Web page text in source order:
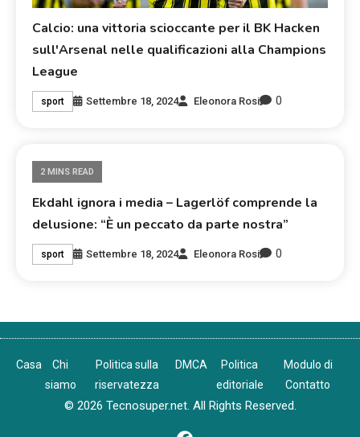
Calcio: una vittoria scioccante per il BK Hacken
sull'Arsenal nelle qualificazioni alla Champions
League
sport Settembre 18, 2024 Eleonora Rosi 0
2 MINS READ
Ekdahl ignora i media – Lagerlöf comprende la
delusione: “È un peccato da parte nostra”
sport Settembre 18, 2024 Eleonora Rosi 0
Casa
Chi
siamo
Politica sulla
riservatezza
DMCA
Politica
editoriale
Modulo di
Contatto
© 2026 Tecnosuper.net. All Rights Reserved.